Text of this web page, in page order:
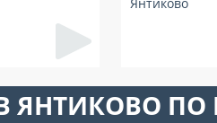
ЯНТИКОВО